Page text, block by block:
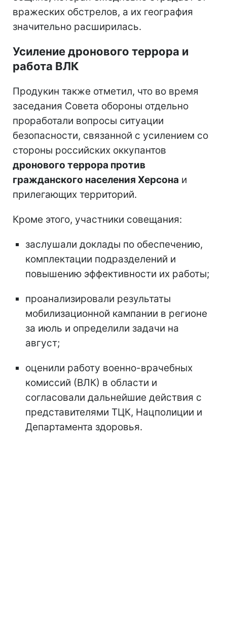
вражеских обстрелов, а их география
значительно расширилась.
Усиление дронового террора и
работа ВЛК
Продукин также отметил, что во время
заседания Совета обороны отдельно
проработали вопросы ситуации
безопасности, связанной с усилением со
стороны российских оккупантов
дронового террора против
гражданского населения Херсона и
прилегающих территорий.
Кроме этого, участники совещания:
заслушали доклады по обеспечению,
комплектации подразделений и
повышению эффективности их работы;
проанализировали результаты
мобилизационной кампании в регионе
за июль и определили задачи на
август;
оценили работу военно-врачебных
комиссий (ВЛК) в области и
согласовали дальнейшие действия с
представителями ТЦК, Нацполиции и
Департамента здоровья.